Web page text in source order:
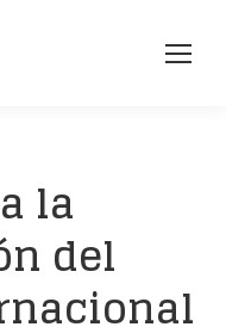
la
del